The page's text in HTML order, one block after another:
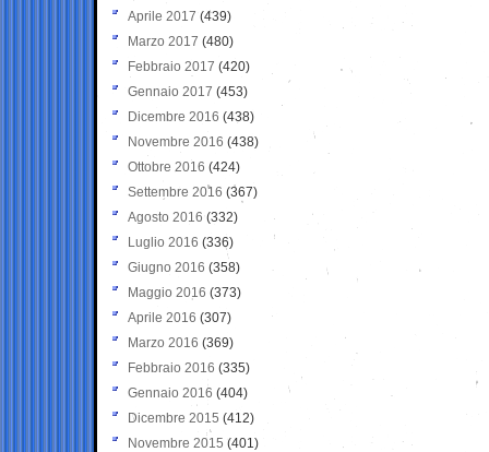
Aprile 2017 (439)
Marzo 2017 (480)
Febbraio 2017 (420)
Gennaio 2017 (453)
Dicembre 2016 (438)
Novembre 2016 (438)
Ottobre 2016 (424)
Settembre 2016 (367)
Agosto 2016 (332)
Luglio 2016 (336)
Giugno 2016 (358)
Maggio 2016 (373)
Aprile 2016 (307)
Marzo 2016 (369)
Febbraio 2016 (335)
Gennaio 2016 (404)
Dicembre 2015 (412)
Novembre 2015 (401)